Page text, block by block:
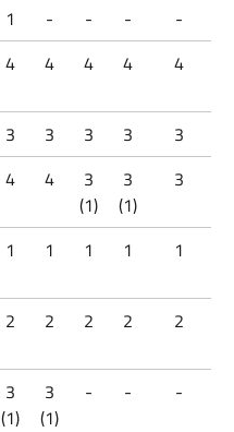
1 - - -
-
4 4 4 4 4
3 3 3 3
3
4 4
3
(1)
3
(1)
3
1 1 1 1 1
2 2 2 2 2
3
(1)
3
(1)
- - -